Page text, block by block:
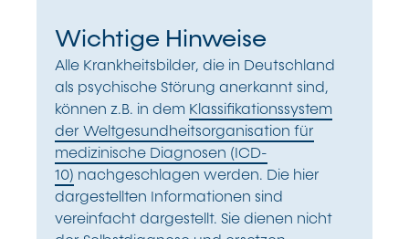
Wichtige Hinweise
Alle Krankheitsbilder, die in Deutschland
als psychische Störung anerkannt sind,
können z.B. in dem Klassifikationssystem
der Weltgesundheitsorganisation für
medizinische Diagnosen (ICD-
10) nachgeschlagen werden. Die hier
dargestellten Informationen sind
vereinfacht dargestellt. Sie dienen nicht